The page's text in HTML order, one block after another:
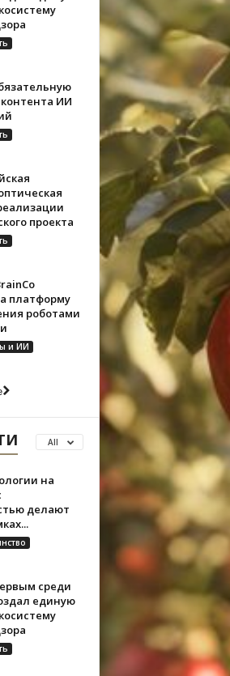
ИИ
проекта
платформу
роботами
и ИИ
All
на
делают
среди
единую